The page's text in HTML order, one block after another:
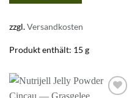
zzgl.Versandkosten
Produkt enthält: 15 g